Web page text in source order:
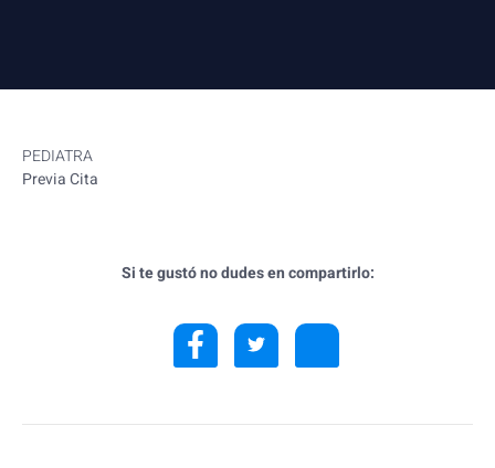
PEDIATRA
Previa Cita
Si te gustó no dudes en compartirlo: